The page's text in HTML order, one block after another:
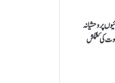
پر وحشیانہ
کی کشمکش